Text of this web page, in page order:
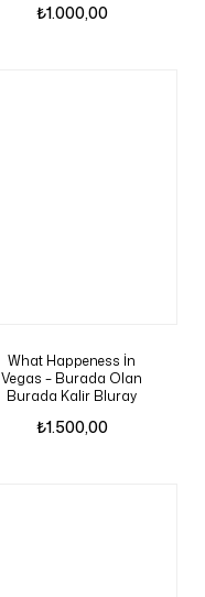
₺1.000,00
What Happeness İn
Vegas – Burada Olan
Burada Kalir Bluray
₺1.500,00